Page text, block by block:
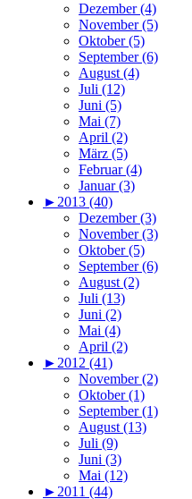
Dezember (4)
November (5)
Oktober (5)
September (6)
August (4)
Juli (12)
Juni (5)
Mai (7)
April (2)
März (5)
Februar (4)
Januar (3)
► 2013 (40)
Dezember (3)
November (3)
Oktober (5)
September (6)
August (2)
Juli (13)
Juni (2)
Mai (4)
April (2)
► 2012 (41)
November (2)
Oktober (1)
September (1)
August (13)
Juli (9)
Juni (3)
Mai (12)
► 2011 (44)